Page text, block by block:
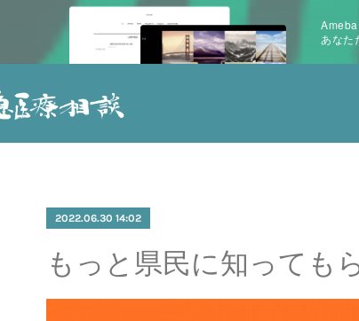
あなた
2022.06.30 14:02
もっと県民に知っても